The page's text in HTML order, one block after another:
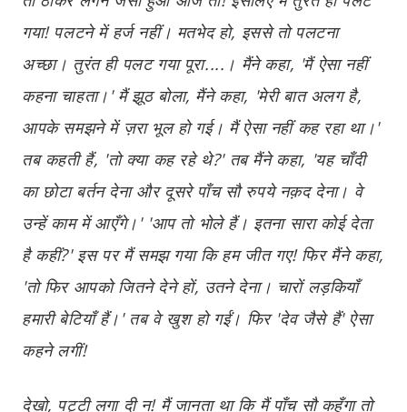
गया! पलटने में हर्ज नहीं। मतभेद हो, इससे तो पलटना
अच्छा। तुरंत ही पलट गया पूरा....। मैंने कहा, 'मैं ऐसा नहीं
कहना चाहता।' मैं झूठ बोला, मैंने कहा, 'मेरी बात अलग है,
आपके समझने में ज़रा भूल हो गई। मैं ऐसा नहीं कह रहा था।'
तब कहती हैं, 'तो क्या कह रहे थे?' तब मैंने कहा, 'यह चाँदी
का छोटा बर्तन देना और दूसरे पाँच सौ रुपये नक़द देना। वे
उन्हें काम में आएँगे।' 'आप तो भोले हैं। इतना सारा कोई देता
है कहीं?' इस पर मैं समझ गया कि हम जीत गए! फिर मैंने कहा,
'तो फिर आपको जितने देने हों, उतने देना। चारों लड़कियाँ
हमारी बेटियाँ हैं।' तब वे खुश हो गईं। फिर 'देव जैसे हैं' ऐसा
कहने लगीं!
देखो, पट्टी लगा दी न! मैं जानता था कि मैं पाँच सौ कहूँगा तो